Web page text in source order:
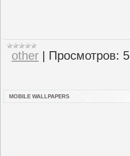
other | Просмотров:
MOBILE WALLPAPERS